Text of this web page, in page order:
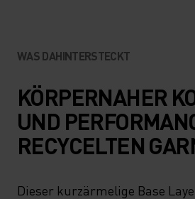
WAS DAHINTERSTECKT
KÖRPERNAHER
UND
RECYCELTEN
Dieser kurzärmelige Base